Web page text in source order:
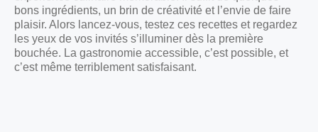
bons ingrédients, un brin de créativité et l’envie de faire
plaisir. Alors lancez-vous, testez ces recettes et regardez
les yeux de vos invités s’illuminer dès la première
bouchée. La gastronomie accessible, c’est possible, et
c’est même terriblement satisfaisant.